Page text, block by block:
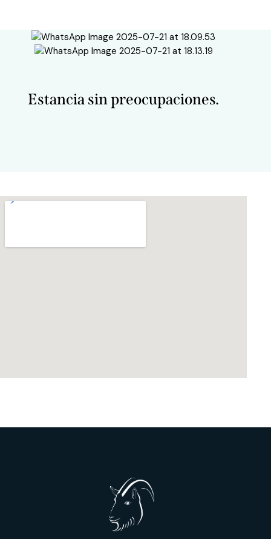
Estancia sin preocupaciones.